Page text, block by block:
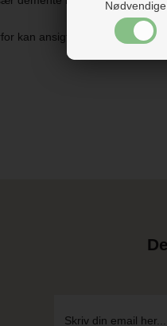
Nødvendige
kan ansigtsudtrykket godt